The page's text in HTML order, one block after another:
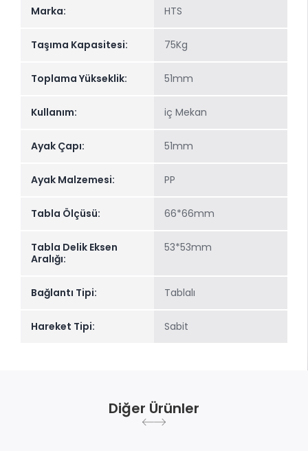
Marka: HTS
Taşıma Kapasitesi: 75Kg
Toplama Yükseklik: 51mm
Kullanım: iç Mekan
Ayak Çapı: 51mm
Ayak Malzemesi: PP
Tabla Ölçüsü: 66*66mm
Tabla Delik Eksen
Aralığı:
53*53mm
Bağlantı Tipi: Tablalı
Hareket Tipi: Sabit
Diğer Ürünler